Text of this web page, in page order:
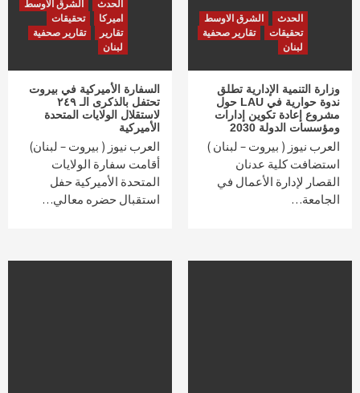
الحدث
الشرق الاوسط
تحقيقات
تقارير صحفية
لبنان
وزارة التنمية الإدارية تطلق
ندوة حوارية في LAU حول
مشروع إعادة تكوين إدارات
ومؤسسات الدولة 2030
العرب نيوز ( بيروت – لبنان )
استضافت كلية عدنان
القصار لإدارة الأعمال في
الجامعة…
الحدث
الشرق الاوسط
اميركا
تحقيقات
تقارير
تقارير صحفية
لبنان
السفارة الأميركية في بيروت
تحتفل بالذكرى الـ ٢٤٩
لاستقلال الولايات المتحدة
الأميركية
العرب نيوز ( بيروت – لبنان)
أقامت سفارة الولايات
المتحدة الأميركية حفل
استقبال حضره معالي…